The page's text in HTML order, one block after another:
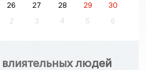
26 27 28 29
30
2 3 4 5 6
людей